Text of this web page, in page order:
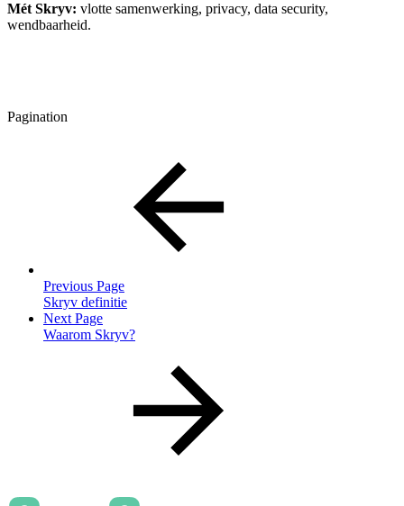
Mét Skryv: vlotte samenwerking, privacy, data security,
wendbaarheid.
Pagination
Previous Page
Skryv definitie
Next Page
Waarom Skryv?